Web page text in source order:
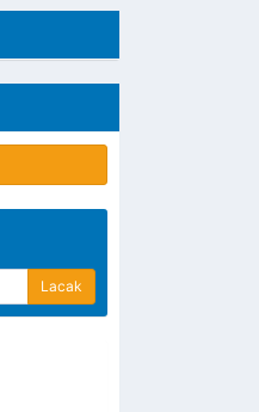
Lacak